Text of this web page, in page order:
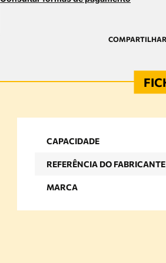
CAPACIDADE
REFERÊNCIA DO FABRICANTE
MARCA